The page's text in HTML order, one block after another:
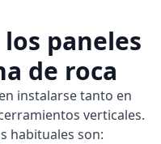
paneles
de roca
instalarse tanto en
verticales.
habituales son: